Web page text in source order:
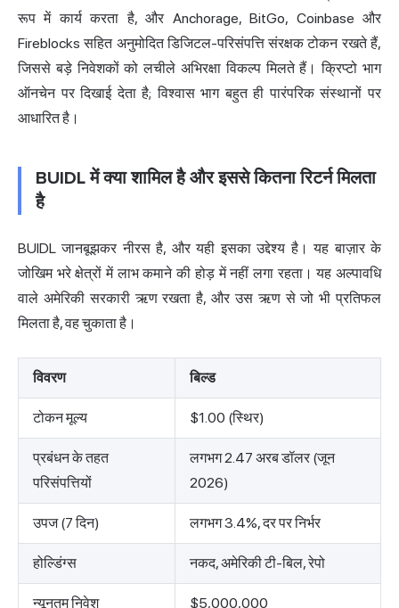
रूप में कार्य करता है, और Anchorage, BitGo, Coinbase और
Fireblocks सहित अनुमोदित डिजिटल-परिसंपत्ति संरक्षक टोकन रखते हैं,
जिससे बड़े निवेशकों को लचीले अभिरक्षा विकल्प मिलते हैं। क्रिप्टो भाग
ऑनचेन पर दिखाई देता है; विश्वास भाग बहुत ही पारंपरिक संस्थानों पर
आधारित है।
BUIDL में क्या शामिल है और इससे कितना रिटर्न मिलता
है
BUIDL जानबूझकर नीरस है, और यही इसका उद्देश्य है। यह बाज़ार के
जोखिम भरे क्षेत्रों में लाभ कमाने की होड़ में नहीं लगा रहता। यह अल्पावधि
वाले अमेरिकी सरकारी ऋण रखता है, और उस ऋण से जो भी प्रतिफल
मिलता है, वह चुकाता है।
विवरण बिल्ड
टोकन मूल्य $1.00 (स्थिर)
प्रबंधन के तहत
परिसंपत्तियों
लगभग 2.47 अरब डॉलर (जून
2026)
उपज (7 दिन) लगभग 3.4%, दर पर निर्भर
होल्डिंग्स नकद, अमेरिकी टी-बिल, रेपो
न्यूनतम निवेश $5,000,000